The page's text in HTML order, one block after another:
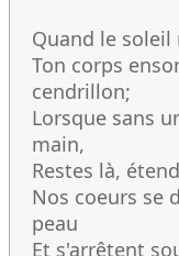
Quand le soleil
Ton corps
cendrillon;
Lorsque sans
main,
Restes là,
Nos coeurs se
peau
Et s'arrêtent